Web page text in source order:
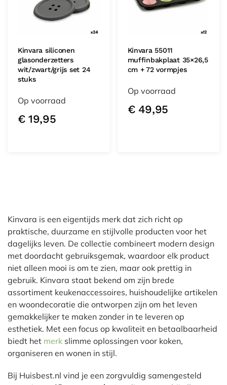
Kinvara siliconen
glasonderzetters
wit/zwart/grijs set 24
stuks
Op voorraad
€19,95
Kinvara 55011
muffinbakplaat 35×26,5
cm + 72 vormpjes
Op voorraad
€49,95
Kinvara is een eigentijds merk dat zich richt op
praktische, duurzame en stijlvolle producten voor het
dagelijks leven. De collectie combineert modern design
met doordacht gebruiksgemak, waardoor elk product
niet alleen mooi is om te zien, maar ook prettig in
gebruik. Kinvara staat bekend om zijn brede
assortiment keukenaccessoires, huishoudelijke artikelen
en woondecoratie die ontworpen zijn om het leven
gemakkelijker te maken zonder in te leveren op
esthetiek. Met een focus op kwaliteit en betaalbaarheid
biedt het merk slimme oplossingen voor koken,
organiseren en wonen in stijl.
Bij Huisbest.nl vind je een zorgvuldig samengesteld